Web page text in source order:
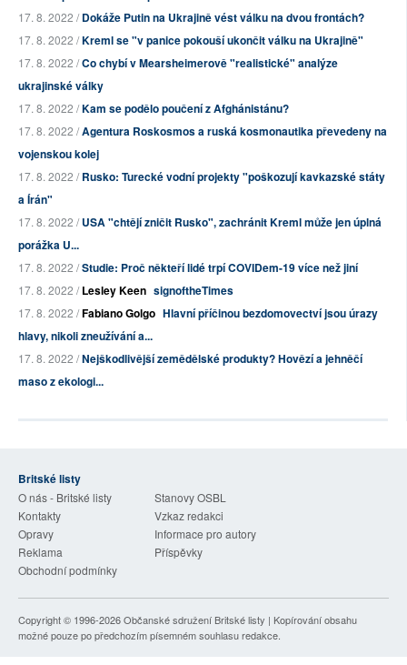
17. 8. 2022 /Dokáže Putin na Ukrajině vést válku na dvou frontách?
17. 8. 2022 /Kreml se "v panice pokouší ukončit válku na Ukrajině"
17. 8. 2022 /Co chybí v Mearsheimerově "realistické" analýze
ukrajinské války
17. 8. 2022 /Kam se podělo poučení z Afghánistánu?
17. 8. 2022 /Agentura Roskosmos a ruská kosmonautika převedeny na
vojenskou kolej
17. 8. 2022 /Rusko: Turecké vodní projekty "poškozují kavkazské státy
a Írán"
17. 8. 2022 /USA "chtějí zničit Rusko", zachránit Kreml může jen úplná
porážka U...
17. 8. 2022 /Studie: Proč někteří lidé trpí COVIDem-19 více než jiní
17. 8. 2022 /Lesley Keen signoftheTimes
17. 8. 2022 /Fabiano Golgo Hlavní příčinou bezdomovectví jsou úrazy
hlavy, nikoli zneužívání a...
17. 8. 2022 /Nejškodlivější zemědělské produkty? Hovězí a jehněčí
maso z ekologi...
Britské listy
O nás - Britské listy
Stanovy OSBL
Kontakty
Vzkaz redakci
Opravy
Informace pro autory
Reklama
Příspěvky
Obchodní podmínky
Copyright © 1996-2026Občanské sdružení Britské listy | Kopírování obsahu
možné pouze po předchozím písemném souhlasu redakce.